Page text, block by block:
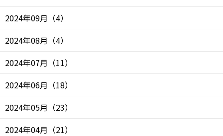
2024年09月 （4）
2024年08月 （4）
2024年07月 （11）
2024年06月 （18）
2024年05月 （23）
2024年04月 （21）